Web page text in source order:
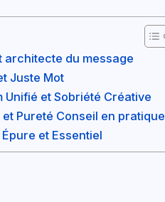
architecte du message
Juste Mot
et Sobriété Créative
Pureté Conseil en pratique
et Essentiel